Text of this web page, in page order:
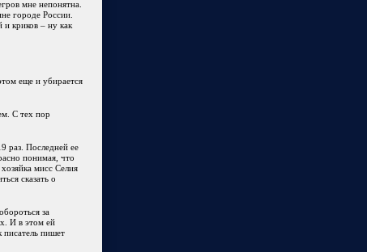
мне непонятна.
городе России.
и криков – ну как
еще и убирается
С тех пор
раз. Последней ее
понимая, что
мисс Селия
сказать о
за
И в этом ей
писатель пишет